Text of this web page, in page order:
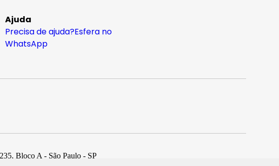
Ajuda
Precisa de ajuda?Esfera no
WhatsApp
Bloco A - São Paulo - SP